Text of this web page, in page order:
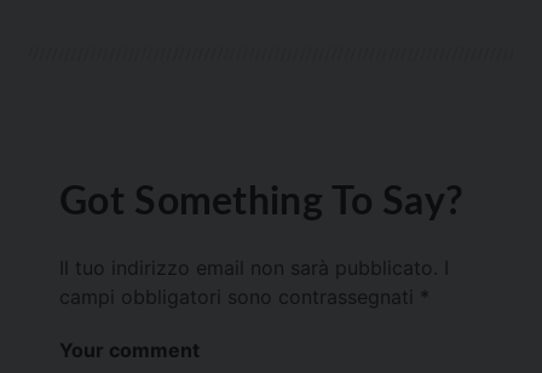
Got Something To Say?
Il tuo indirizzo email non sarà pubblicato.
campi obbligatori sono contrassegnati *
Your comment